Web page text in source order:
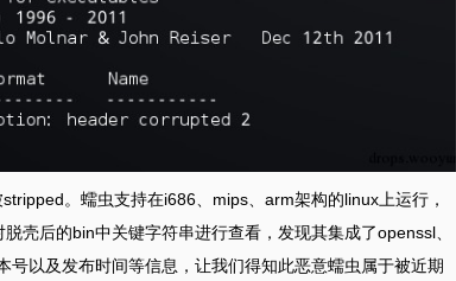
。蠕虫支持在i686、mips、arm架构的linux上运行，
壳后的bin中关键字符串进行查看，发现其集成了openssl、
以及发布时间等信息，让我们得知此恶意蠕虫属于被近期